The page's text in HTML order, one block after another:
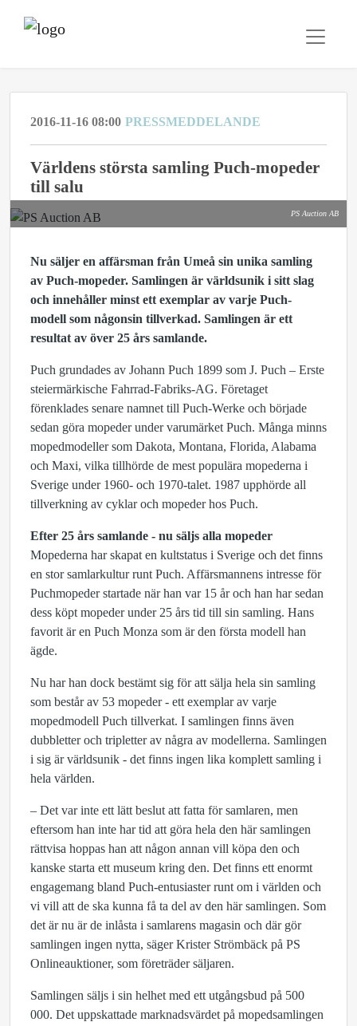
2016-11-16 08:00 PRESSMEDDELANDE
​Världens största samling Puch-mopeder
till salu
PS Auction AB
Nu säljer en affärsman från Umeå sin unika samling
av Puch-mopeder. Samlingen är världsunik i sitt slag
och innehåller minst ett exemplar av varje Puch-
modell som någonsin tillverkad. Samlingen är ett
resultat av över 25 års samlande.
Puch grundades av Johann Puch 1899 som J. Puch – Erste
steiermärkische Fahrrad-Fabriks-AG. Företaget
förenklades senare namnet till Puch-Werke och började
sedan göra mopeder under varumärket Puch. Många minns
mopedmodeller som Dakota, Montana, Florida, Alabama
och Maxi, vilka tillhörde de mest populära mopederna i
Sverige under 1960- och 1970-talet. 1987 upphörde all
tillverkning av cyklar och mopeder hos Puch.
Efter 25 års samlande - nu säljs alla mopeder
Mopederna har skapat en kultstatus i Sverige och det finns
en stor samlarkultur runt Puch. Affärsmannens intresse för
Puchmopeder startade när han var 15 år och han har sedan
dess köpt mopeder under 25 års tid till sin samling. Hans
favorit är en Puch Monza som är den första modell han
ägde.
Nu har han dock bestämt sig för att sälja hela sin samling
som består av 53 mopeder - ett exemplar av varje
mopedmodell Puch tillverkat. I samlingen finns även
dubbletter och tripletter av några av modellerna. Samlingen
i sig är världsunik - det finns ingen lika komplett samling i
hela världen.
– Det var inte ett lätt beslut att fatta för samlaren, men
eftersom han inte har tid att göra hela den här samlingen
rättvisa hoppas han att någon annan vill köpa den och
kanske starta ett museum kring den. Det finns ett enormt
engagemang bland Puch-entusiaster runt om i världen och
vi vill att de ska kunna få ta del av den här samlingen. Som
det är nu är de inlåsta i samlarens magasin och där gör
samlingen ingen nytta, säger Krister Strömbäck på PS
Onlineauktioner, som företräder säljaren.
Samlingen säljs i sin helhet med ett utgångsbud på 500
000. Det uppskattade marknadsvärdet på mopedsamlingen